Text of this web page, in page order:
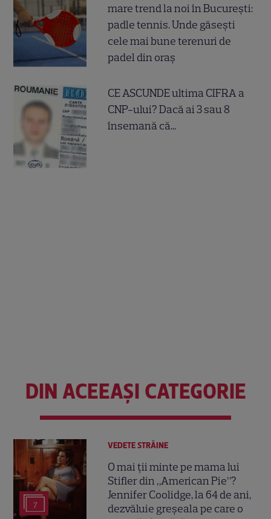
mare trend la noi în București:
padle tennis. Unde găsești
cele mai bune terenuri de
padel din oraș
CE ASCUNDE ultima CIFRA a
CNP-ului? Dacă ai 3 sau 8
însemană că...
DIN ACEEAȘI CATEGORIE
7
VEDETE STRĂINE
O mai ții minte pe mama lui
Stifler din „American Pie”?
Jennifer Coolidge, la 64 de ani,
dezvăluie greșeala pe care o